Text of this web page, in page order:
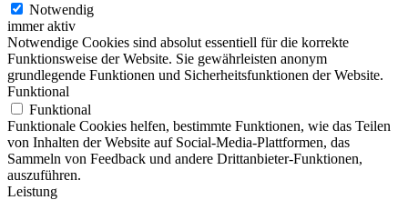
Notwendig
immer aktiv
Notwendige Cookies sind absolut essentiell für die korrekte
Funktionsweise der Website. Sie gewährleisten anonym
grundlegende Funktionen und Sicherheitsfunktionen der Website.
Funktional
Funktional
Funktionale Cookies helfen, bestimmte Funktionen, wie das Teilen
von Inhalten der Website auf Social-Media-Plattformen, das
Sammeln von Feedback und andere Drittanbieter-Funktionen,
auszuführen.
Leistung